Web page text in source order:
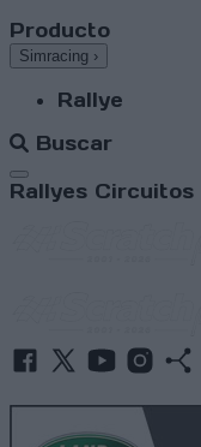
Producto
Simracing ›
Rallye
Buscar
Abrir menú
Rallyes Circuitos